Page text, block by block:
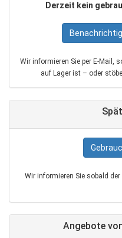
Derzeit kein
Wir informieren Sie per E‑Mail,
auf Lager ist – oder
Wir informieren Sie sobald
Angebote